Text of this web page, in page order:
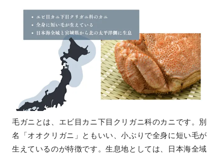
毛ガニとは、エビ目カニ下目クリガニ科のカニです。別
名「オオクリガニ」ともいい、小ぶりで全身に短い毛が
生えているのが特徴です。生息地としては、日本海全域